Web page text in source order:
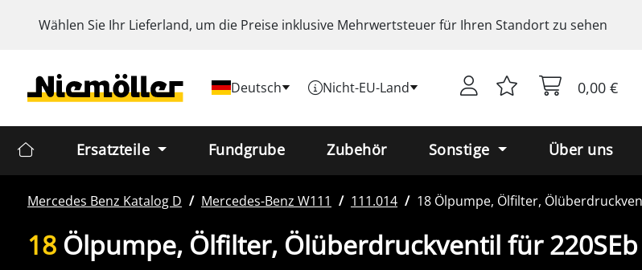
Wählen Sie Ihr Lieferland, um die Preise inklusive Mehrwertsteuerfür Ihren Standort zu sehen
Deutsch Nicht-EU-Land 0,00 €
Ersatzteile Fundgrube Zubehör Sonstige Über uns
Mercedes Benz Katalog D Mercedes-Benz W111 111.014 18 Ölpumpe, Ölfilter,
18 Ölpumpe, Ölfilter, Ölüberdruckventil für